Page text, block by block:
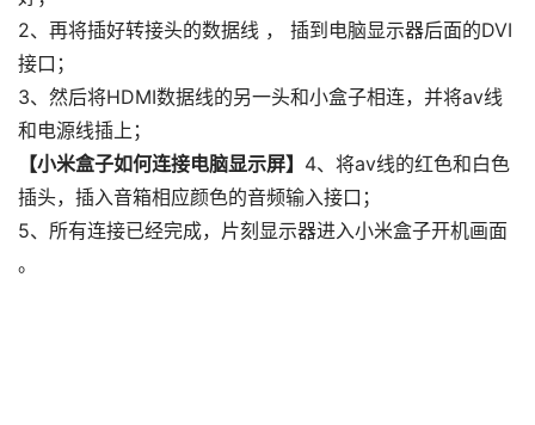
2、再将插好转接头的数据线 ， 插到电脑显示器后面的DVI
接口；
3、然后将HDMI数据线的另一头和小盒子相连，并将av线
和电源线插上；
【小米盒子如何连接电脑显示屏】 4、将av线的红色和白色
插头，插入音箱相应颜色的音频输入接口；
5、所有连接已经完成，片刻显示器进入小米盒子开机画面
。